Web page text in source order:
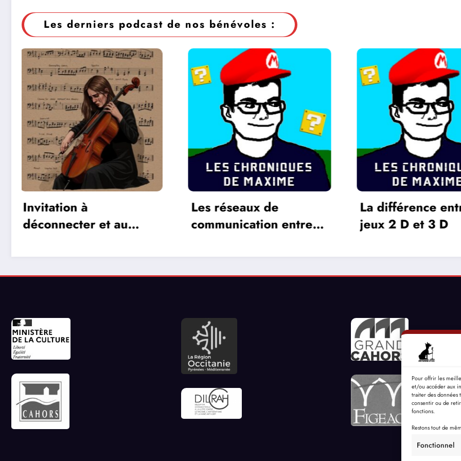
Pour offrir les
et/ou accéder aux
traiter des données
consentir ou de
fonctions.
Restons tout de
Fonctionnel
Les derniers podcast de nos bénévoles :
Les réseaux de
communication entre
La différence entre les
jeux 2 D et 3 D
L’Oreille du
Alain Bashung